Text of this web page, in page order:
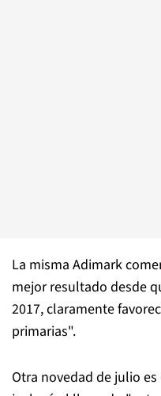
La misma Adimark
mejor resultado desde
2017, claramente
primarias".
Otra novedad de julio